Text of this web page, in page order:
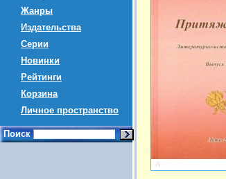
Жанры
Издательства
Серии
Новинки
Рейтинги
Корзина
Личное пространство
Поиск